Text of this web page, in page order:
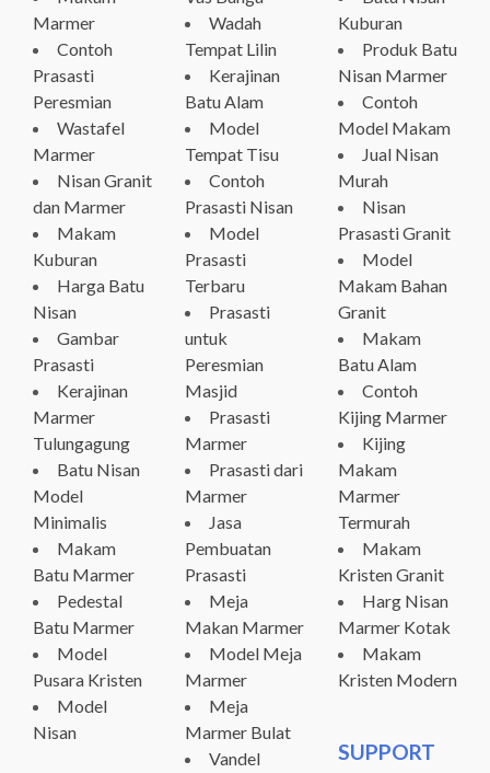
Marmer
Contoh
Prasasti
Peresmian
Wastafel
Marmer
Nisan Granit
dan Marmer
Makam
Kuburan
Harga Batu
Nisan
Gambar
Prasasti
Kerajinan
Marmer
Tulungagung
Batu Nisan
Model
Minimalis
Makam
Batu Marmer
Pedestal
Batu Marmer
Model
Pusara Kristen
Model
Nisan
Wadah
Tempat Lilin
Kerajinan
Batu Alam
Model
Tempat Tisu
Contoh
Prasasti Nisan
Model
Prasasti
Terbaru
Prasasti
untuk
Peresmian
Masjid
Prasasti
Marmer
Prasasti dari
Marmer
Jasa
Pembuatan
Prasasti
Meja
Makan Marmer
Model Meja
Marmer
Meja
Marmer Bulat
Vandel
Kuburan
Produk Batu
Nisan Marmer
Contoh
Model Makam
Jual Nisan
Murah
Nisan
Prasasti Granit
Model
Makam Bahan
Granit
Makam
Batu Alam
Contoh
Kijing Marmer
Kijing
Makam
Marmer
Termurah
Makam
Kristen Granit
Harg Nisan
Marmer Kotak
Makam
Kristen Modern
SUPPORT